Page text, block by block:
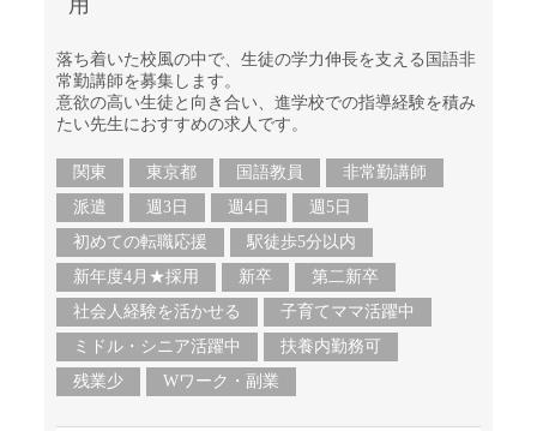
用
落ち着いた校風の中で、生徒の学力伸長を支える国語非
常勤講師を募集します。
意欲の高い生徒と向き合い、進学校での指導経験を積み
たい先生におすすめの求人です。
関東 東京都 国語教員
非常勤講師
派遣
週3日 週4日
週5日
初めての転職応援
駅徒歩5分以内
新年度4月★採用
新卒
第二新卒
社会人経験を活かせる
子育てママ活躍中
ミドル・シニア活躍中
扶養内勤務可
残業少
Wワーク・副業